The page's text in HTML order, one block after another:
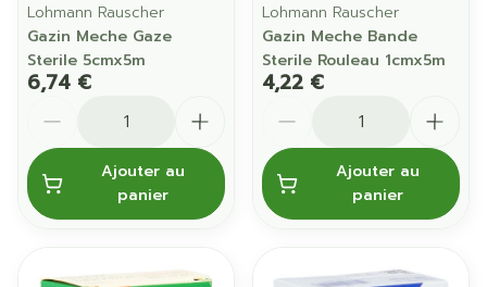
Lohmann Rauscher
Gazin Meche Gaze
Sterile 5cmx5m
6,74 €
Ajouter au
panier
Lohmann Rauscher
Gazin Meche Bande
Sterile Rouleau 1cmx5m
4,22 €
Ajouter au
panier